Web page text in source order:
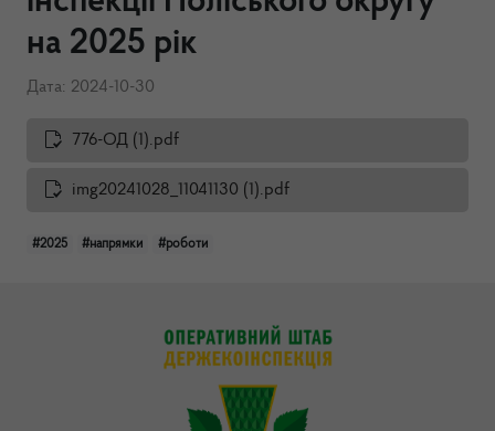
на 2025 рік
Дата: 2024-10-30
776-ОД (1).pdf
img20241028_11041130 (1).pdf
#2025 #напрямки #роботи